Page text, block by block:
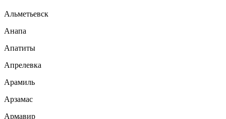
Альметьевск
Анапа
Апатиты
Апрелевка
Арамиль
Арзамас
Армавир